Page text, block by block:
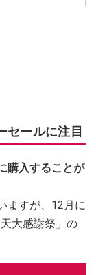
セールに注目
購入することが
ますが、12月に
大感謝祭」の